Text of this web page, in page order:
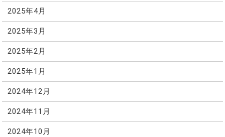
2025年4月
2025年3月
2025年2月
2025年1月
2024年12月
2024年11月
2024年10月